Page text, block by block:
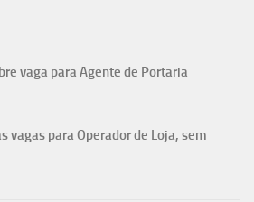
vaga para Agente de Portaria
vagas para Operador de Loja, sem